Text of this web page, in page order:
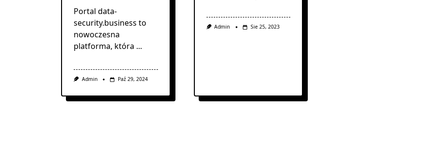
Portal data-
security.business to
nowoczesna
platforma, która ...
Admin Paź 29, 2024
Admin Sie 25, 2023